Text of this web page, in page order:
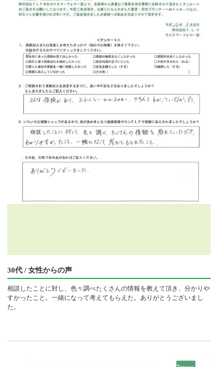
30代 / 女性からの声
相談したことに対し、色々調べたくさんの情報を教えて頂き、分かりや
すかったこと。一緒になって考えてもらえた。ありがとうございまし
た。